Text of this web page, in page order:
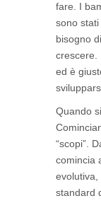
fare. I
sono
bisogno
crescere.
ed è
Quando
“scopi”.
comincia
standard